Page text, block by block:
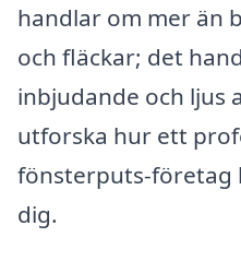
handlar om mer än
och fläckar; det
inbjudande och ljus
utforska hur ett
fönsterputs-företag
dig.